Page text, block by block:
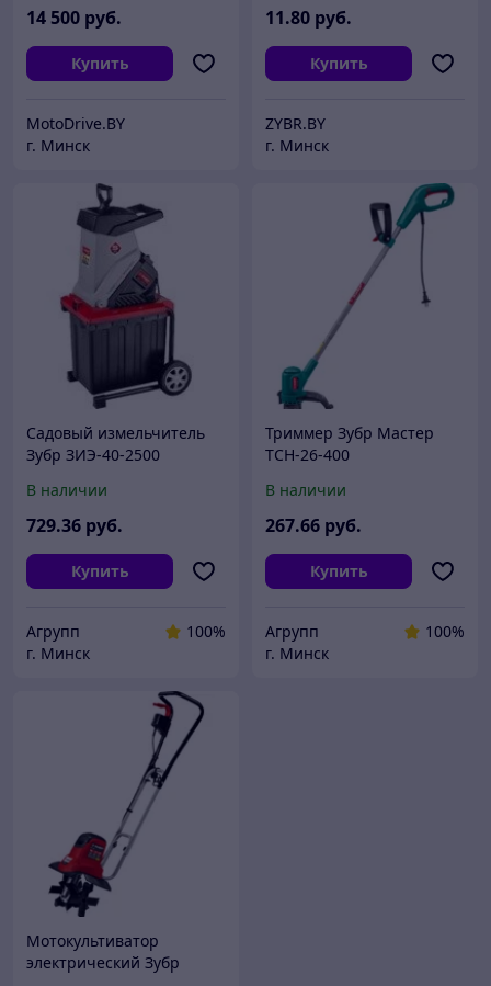
14 500 руб.
Купить
MotoDrive.BY
г. Минск
11.80 руб.
Купить
ZYBR.BY
г. Минск
Садовый измельчитель
Зубр ЗИЭ-40-2500
В наличии
729.36 руб.
Купить
Агрупп
100%
г. Минск
Триммер Зубр Мастер
ТСН-26-400
В наличии
267.66 руб.
Купить
Агрупп
100%
г. Минск
Мотокультиватор
электрический Зубр